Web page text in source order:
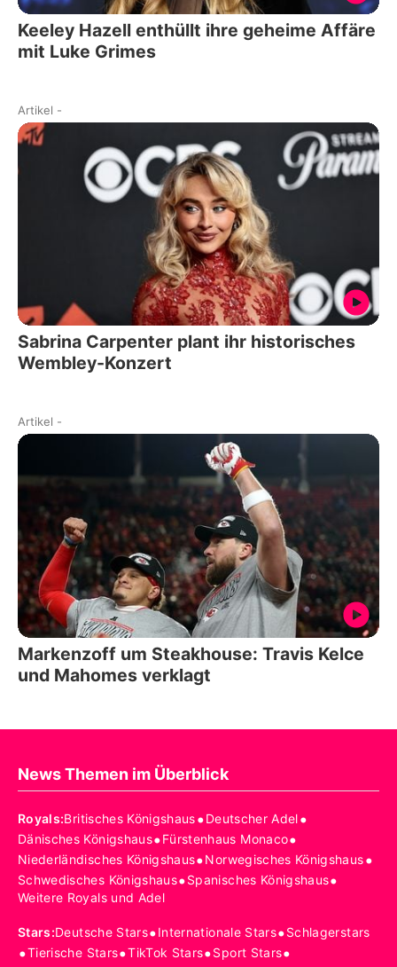
Keeley Hazell enthüllt ihre geheime Affäre
mit Luke Grimes
Artikel -
Sabrina Carpenter plant ihr historisches
Wembley-Konzert
Artikel -
Markenzoff um Steakhouse: Travis Kelce
und Mahomes verklagt
News Themen im Überblick
Royals:Britisches Königshaus•Deutscher Adel•
Dänisches Königshaus•Fürstenhaus Monaco•
Niederländisches Königshaus•Norwegisches Königshaus•
Schwedisches Königshaus•Spanisches Königshaus•
Weitere Royals und Adel
Stars:Deutsche Stars•Internationale Stars•Schlagerstars
•Tierische Stars•TikTok Stars•Sport Stars•